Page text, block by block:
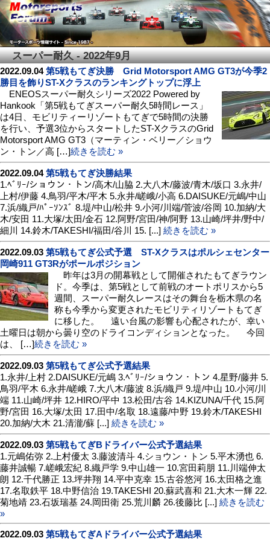
スーパー耐久 - 2022年9月
2022.09.04第5戦もてぎ決勝 Grid Motorsport AMG GT3が今季2
勝目を飾りST-Xクラスのランキングトップに浮上
ENEOSスーパー耐久シリーズ2022 Powered by
Hankook「第5戦もてぎスーパー耐久5時間レース」
は4日、モビリティーリゾートもてぎで5時間の決勝
を行い、予選3位からスタートしたST-XクラスのGrid
Motorsport AMG GT3（マーティン・ベリー／ショウ
ン・トン／高 […]続きを読む »
2022.09.04第5戦もてぎ決勝結果
1.ﾍﾞﾘｰ/ショウン・トン/高木/山脇 2.大八木/藤波/青木/坂口 3.永井/
上村/伊藤 4.鳥羽/平木/平木 5.永井/嵯峨/小高 6.DAISUKE/元嶋/中山
7.浜/織戸/ﾊﾟｰｿﾝｽﾞ 8.堤/中山/松井 9.小河/川端/菅波/谷岡 10.加納/大
木/安田 11.大塚/太田/金石 12.阿野/宮田/神/阿野 13.山崎/坪井/野中/
細川 14.鈴木/TAKESHI/福田/谷川 15. [...] 続きを読む »
2022.09.03 第5戦もてぎ公式予選 ST-Xクラスはポルシェセンター
岡崎911 GT3Rがポールポジション
昨年は3月の開幕戦として開催されたもてぎラウン
ド。今季は、第5戦として前戦のオートポリスから5
週間、スーパー耐久レースはその舞台を栃木県の名
称も今季から変更されたモビリティリゾートもてぎ
に移した。 遠い台風の影響も心配されたが、幸い
土曜日は朝から曇り空のドライコンディションとなった。 今回
は、 […]続きを読む »
2022.09.03 第5戦もてぎ公式予選結果
1.永井/上村 2.DAISUKE/元嶋 3.ﾍﾞﾘｰ/ショウン・トン 4.星野/藤井 5.
鳥羽/平木 6.永井/嵯峨 7.大八木/藤波 8.浜/織戸 9.堤/中山 10.小河/川
端 11.山崎/坪井 12.HIRO/平中 13.松田/古谷 14.KIZUNA/千代 15.阿
野/宮田 16.大塚/太田 17.田中/名取 18.遠藤/中野 19.鈴木/TAKESHI
20.加納/大木 21.清瀧/蘇 [...] 続きを読む »
2022.09.03 第5戦もてぎBドライバー公式予選結果
1.元嶋佑弥 2.上村優太 3.藤波清斗 4.ショウン・トン 5.平木湧也 6.
藤井誠暢 7.嵯峨宏紀 8.織戸学 9.中山雄一 10.宮田莉朋 11.川端伸太
朗 12.千代勝正 13.坪井翔 14.平中克幸 15.古谷悠河 16.太田格之進
17.名取鉄平 18.中野信治 19.TAKESHI 20.蘇武喜和 21.大木一輝 22.
菊地靖 23.石坂瑞基 24.岡田衛 25.荒川麟 26.後藤比 [...] 続きを読む
»
2022.09.03 第5戦もてぎAドライバー公式予選結果